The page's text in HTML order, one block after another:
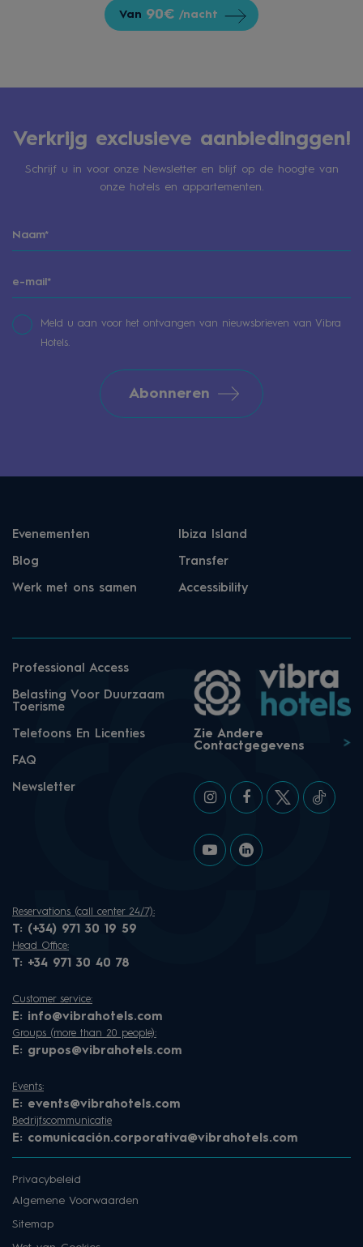
Van 90€ /nacht
Verkrijg exclusieve aanbiedinggen!
Schrijf u in voor onze Newsletter en blijf op de hoogte van
onze hotels en appartementen.
Meld u aan voor het ontvangen van nieuwsbrieven van Vibra
Hotels.
Abonneren
Evenementen Ibiza Island
Blog Transfer
Werk met ons samen Accessibility
Professional Access
Belasting Voor Duurzaam
Toerisme
Telefoons En Licenties
FAQ
Newsletter
Zie Andere
Contactgegevens
Reservations (call center 24/7):
T: (+34) 971 30 19 59
Head Office:
T: +34 971 30 40 78
Customer service:
E: info@vibrahotels.com
Groups (more than 20 people):
E: grupos@vibrahotels.com
Events:
E: events@vibrahotels.com
Bedrijfscommunicatie
E: comunicación.corporativa@vibrahotels.com
Privacybeleid
Algemene Voorwaarden
Sitemap